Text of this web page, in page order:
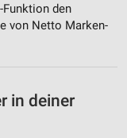
Funktion den
von Netto Marken-
in deiner